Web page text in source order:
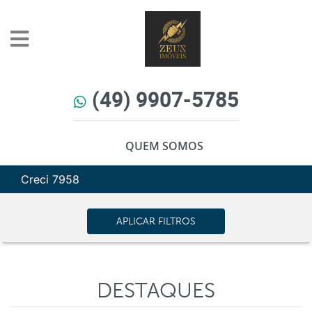
(49) 9907-5785
QUEM SOMOS
Creci 7958
APLICAR FILTROS
DESTAQUES